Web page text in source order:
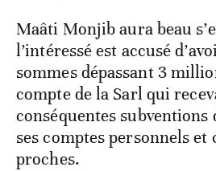
Maâti Monjib aura beau
l’intéressé est accusé
sommes dépassant 3
compte de la Sarl qui
conséquentes subventions
ses comptes personnels et
proches.